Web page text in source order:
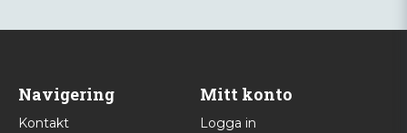
Navigering
Kontakt
Mitt konto
Logga in